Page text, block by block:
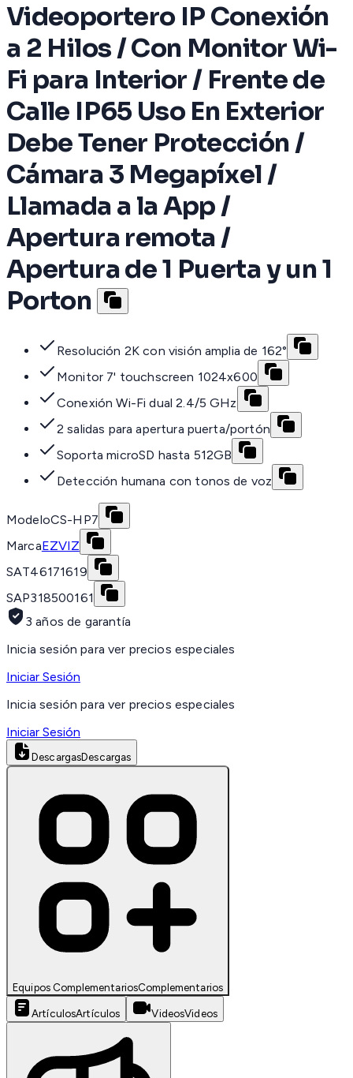
Videoportero IP Conexión
a 2 Hilos / Con Monitor Wi-
Fi para Interior / Frente de
Calle IP65 Uso En Exterior
Debe Tener Protección /
Cámara 3 Megapíxel /
Llamada a la App /
Apertura remota /
Apertura de 1 Puerta y un 1
Porton
Resolución 2K con visión amplia de 162°
Monitor 7' touchscreen 1024x600
Conexión Wi-Fi dual 2.4/5 GHz
2 salidas para apertura puerta/portón
Soporta microSD hasta 512GB
Detección humana con tonos de voz
ModeloCS-HP7
MarcaEZVIZ
SAT46171619
SAP318500161
3 años de garantía
Inicia sesión para ver precios especiales
Iniciar Sesión
Inicia sesión para ver precios especiales
Iniciar Sesión
DescargasDescargas
Equipos ComplementariosComplementarios
ArtículosArtículos VideosVideos